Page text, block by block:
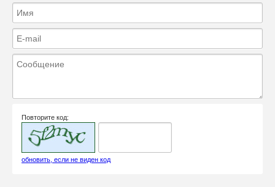
Повторите код:
обновить, если не виден код